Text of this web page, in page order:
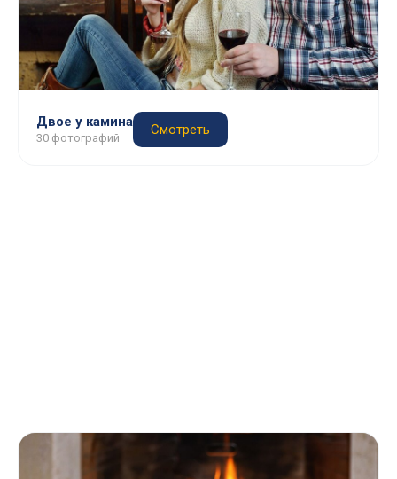
Двое у камина
30 фотографий
Смотреть